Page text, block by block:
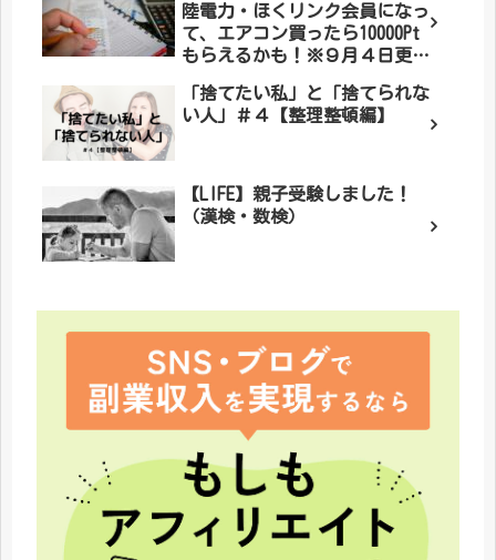
陸電力・ほくリンク会員になっ
て、エアコン買ったら10000Pt
もらえるかも！※９月４日更新
「捨てたい私」と「捨てられな
い人」＃４【整理整頓編】
【LIFE】親子受験しました！
（漢検・数検）